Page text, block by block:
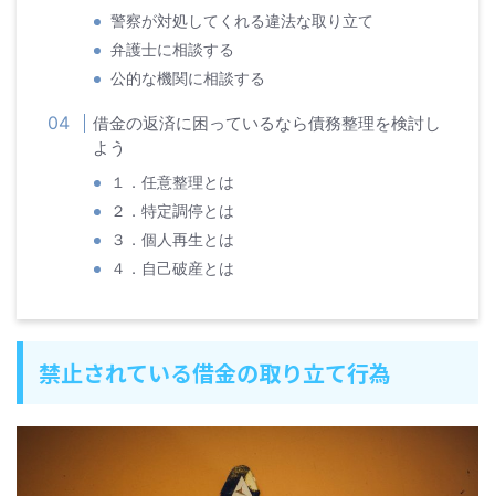
警察が対処してくれる違法な取り立て
弁護士に相談する
公的な機関に相談する
借金の返済に困っているなら債務整理を検討し
よう
１．任意整理とは
２．特定調停とは
３．個人再生とは
４．自己破産とは
禁止されている借金の取り立て行為